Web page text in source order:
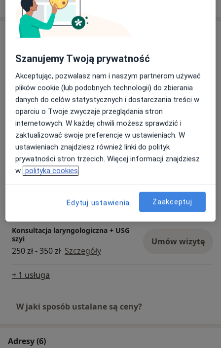
węzłów chłonnych i guzów głowy i szyi;
ślinianek (ślinianki przyuszne, podżuchwowe,
podjęzykowe);
gruczołu tarczowego i przytarczyc;
tkanek miękkich głowy i szyi.
Zabiegi diagnostyczne/lecznicze:
• fiberoskopia zatok przynosowych, nosogardła,
gardła środkowego, dolnego i krtani;
• paracenteza;
• pobieranie wycinków do badań histopatologicznych;
• usuwanie woszczyny;
• kateteryzacja trąbek słuchowych.
Usługi i ceny
Konsultacja laryngologiczna
Od 300 zł Szczegóły
Badania laryngologiczne
Od 300 zł Szczegóły Umów wizytę
Konsultacja laryngologiczna +
badanie słuchu
350 zł Szczegóły
Umów wizytę
Szczegóły
Umów wizytę
Konsultacja laryngologiczna + USG
szyi
250 zł - 350 zł Szczegóły
Umów wizytę
+ 1 usługa
W jaki sposób ustalane są ceny?
Adresy (6)
Szanujemy Twoją prywatność
Akceptując, pozwalasz nam i naszym partnerom używać
plików cookie (lub podobnych technologii) do zbierania
danych do celów statystycznych i dostarczania treści w
oparciu o Twoje zwyczaje przeglądania stron
internetowych. W każdej chwili możesz sprawdzić i
zaktualizować swoje preferencje w ustawieniach. W
ustawieniach znajdziesz również linki do polityk
prywatności stron trzecich. Więcej informacji znajdziesz
w polityka cookies
Edytuj ustawienia Zaakceptuj